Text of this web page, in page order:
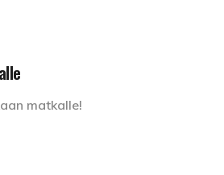
matkalle!